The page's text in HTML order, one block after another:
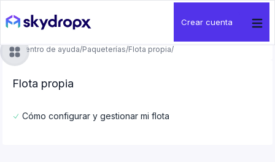
Crear cuenta
Centro de ayuda/Paqueterías/Flota propia/
Flota propia
Cómo configurar y gestionar mi flota